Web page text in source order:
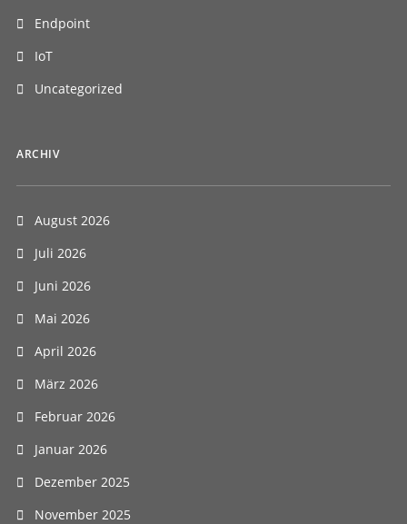
Endpoint
IoT
Uncategorized
ARCHIV
August 2026
Juli 2026
Juni 2026
Mai 2026
April 2026
März 2026
Februar 2026
Januar 2026
Dezember 2025
November 2025